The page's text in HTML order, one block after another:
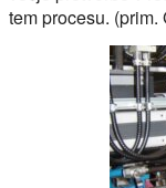
tem procesu.